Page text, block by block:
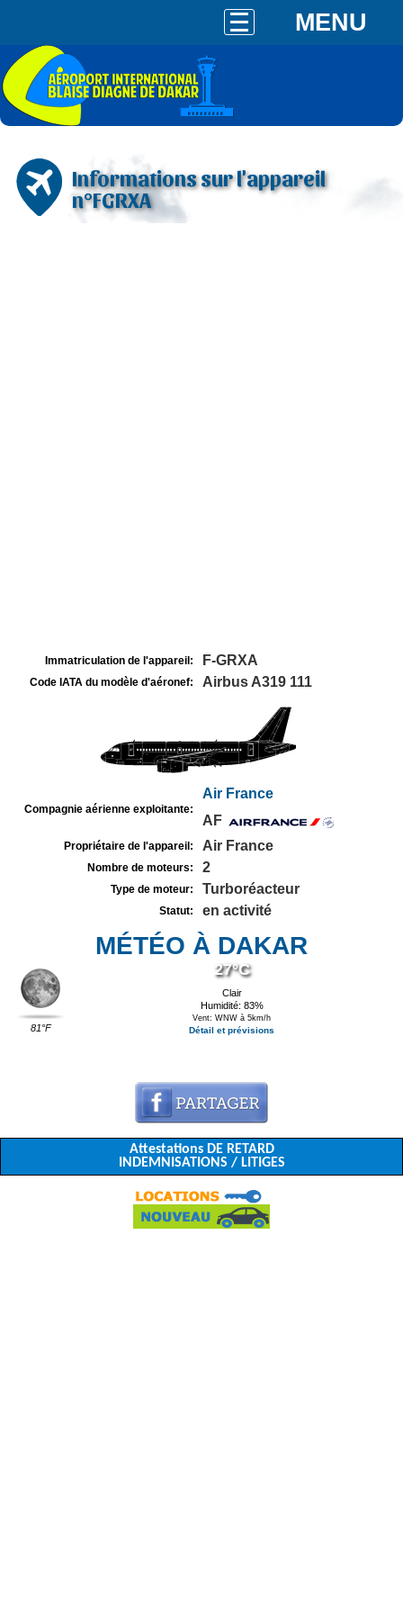
MENU
Informations sur l'appareil
n°FGRXA
Immatriculation de l'appareil: F-GRXA
Code IATA du modèle d'aéronef: Airbus A319 111
Compagnie aérienne exploitante:
Air France
AF
Propriétaire de l'appareil: Air France
Nombre de moteurs: 2
Type de moteur: Turboréacteur
Statut: en activité
MÉTÉO À DAKAR
81°F
27°C
Clair
Humidité: 83%
Vent: WNW à 5km/h
Détail et prévisions
Attestations DE RETARD
INDEMNISATIONS / LITIGES